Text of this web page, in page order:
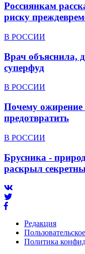
Россиянкам
риску
В РОССИИ
Врач объяснила,
суперфуд
В РОССИИ
Почему ожирение
предотвратить
В РОССИИ
Брусника -
раскрыл
Редакция
Политика